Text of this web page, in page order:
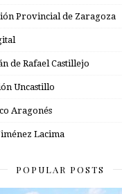
Provincial de Zaragoza
de Rafael Castillejo
Uncastillo
Aragonés
Lacima
POPULAR POSTS